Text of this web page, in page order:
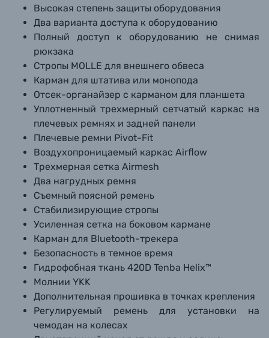
Высокая степень защиты оборудования
Два варианта доступа к оборудованию
Полный доступ к оборудованию не снимая
рюкзака
Стропы MOLLE для внешнего обвеса
Карман для штатива или монопода
Отсек-органайзер с карманом для планшета
Уплотненный трехмерный сетчатый каркас на
плечевых ремнях и задней панели
Плечевые ремни Pivot-Fit
Воздухопроницаемый каркас Airflow
Трехмерная сетка Airmesh
Два нагрудных ремня
Съемный поясной ремень
Стабилизирующие стропы
Усиленная сетка на боковом кармане
Карман для Bluetooth-трекера
Безопасность в темное время
Гидрофобная ткань 420D Tenba Helix™
Молнии YKK
Дополнительная прошивка в точках крепления
Регулируемый ремень для установки на
чемодан на колесах